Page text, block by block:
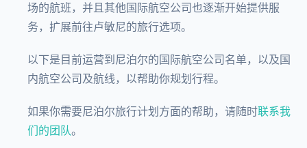
场的航班，并且其他国际航空公司也逐渐开始提供服
务，扩展前往卢敏尼的旅行选项。
以下是目前运营到尼泊尔的国际航空公司名单，以及国
内航空公司及航线，以帮助你规划行程。
如果你需要尼泊尔旅行计划方面的帮助，请随时联系我
们的团队。